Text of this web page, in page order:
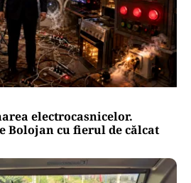
cibernetice expun
statului român: ANP
e‑Terra. Ce ascund
oficiale și cine răspunde
IT a instituțiilor
Importante